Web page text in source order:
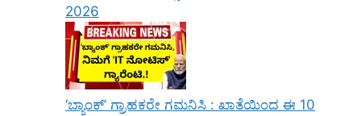
2026
‘ಬ್ಯಾಂಕ್’ ಗ್ರಾಹಕರೇ ಗಮನಿಸಿ : ಖಾತೆಯಿಂದ ಈ 10